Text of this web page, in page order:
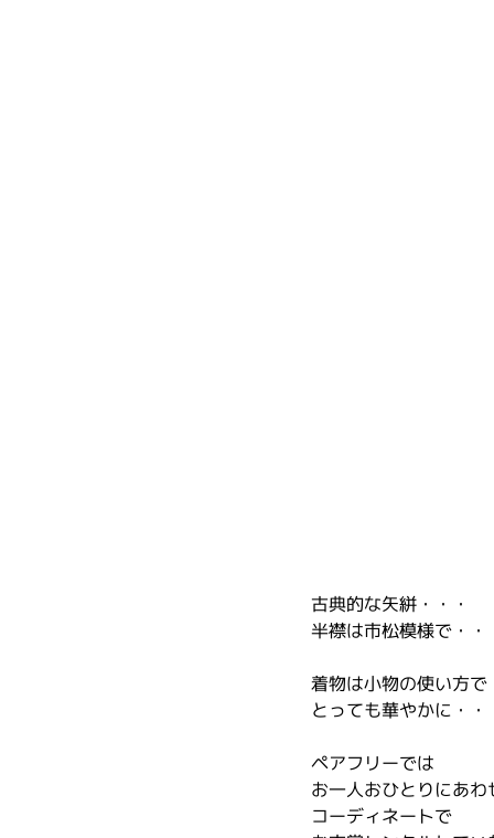
古典的な矢絣・・・
半襟は市松模様で・・
着物は小物の使い方で
とっても華やかに・・
ペアフリーでは
お一人おひとりにあわ
コーディネートで